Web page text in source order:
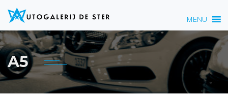
MENU
A5